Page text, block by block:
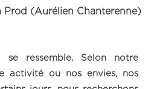
se ressemble. Selon notre
activité ou nos envies, nos
Prod (Aurélien Chanterenne)